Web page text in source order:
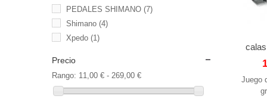
PEDALES SHIMANO (7)
Shimano (4)
Xpedo (1)
Precio
Rango: 11,00 € - 269,00 €
Juego